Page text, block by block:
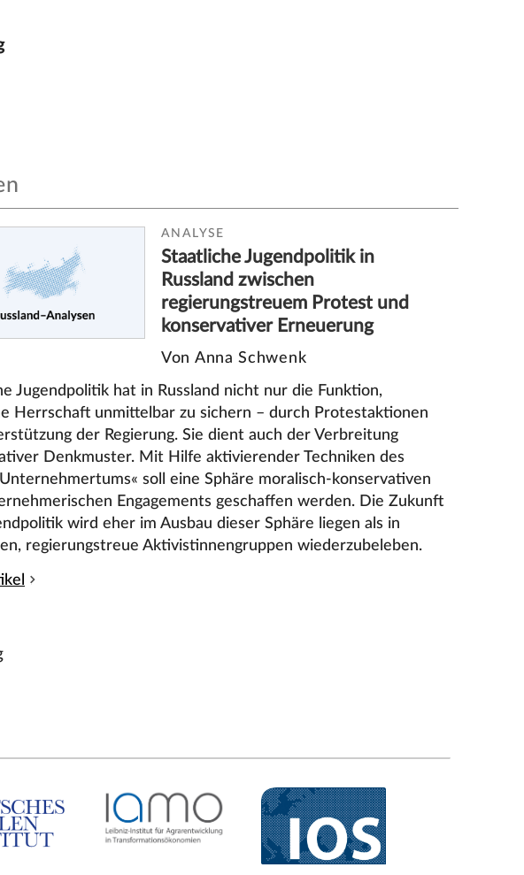
ANALYSE
Staatliche Jugendpolitik in
Russland zwischen
regierungstreuem Protest und
konservativer Erneuerung
Von Anna Schwenk
Jugendpolitik hat in Russland nicht nur die Funktion,
Herrschaft unmittelbar zu sichern – durch Protestaktionen
der Regierung. Sie dient auch der Verbreitung
Denkmuster. Mit Hilfe aktivierender Techniken des
soll eine Sphäre moralisch-konservativen
Engagements geschaffen werden. Die Zukunft
wird eher im Ausbau dieser Sphäre liegen als in
regierungstreue Aktivistinnengruppen wiederzubeleben.